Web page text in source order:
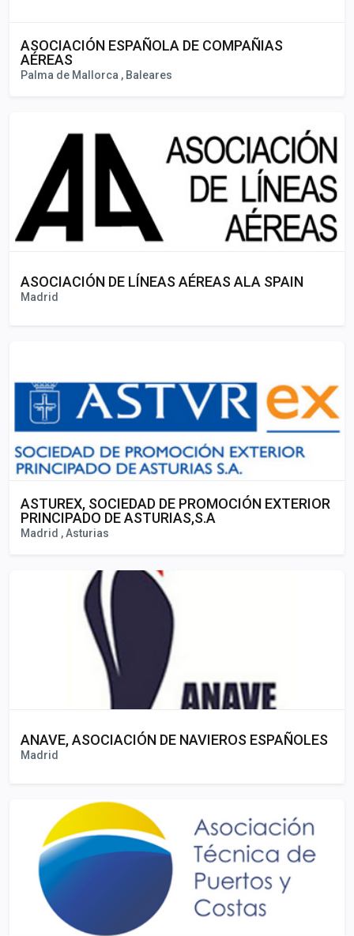
ASOCIACIÓN ESPAÑOLA DE COMPAÑIAS
AÉREAS
Palma de Mallorca , Baleares
ASOCIACIÓN DE LÍNEAS AÉREAS ALA SPAIN
Madrid
ASTUREX, SOCIEDAD DE PROMOCIÓN EXTERIOR
PRINCIPADO DE ASTURIAS,S.A
Madrid , Asturias
ANAVE, ASOCIACIÓN DE NAVIEROS ESPAÑOLES
Madrid